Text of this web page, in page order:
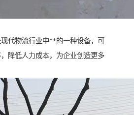
代物流行业中**的一种设备，可
降低人力成本，为企业创造更多